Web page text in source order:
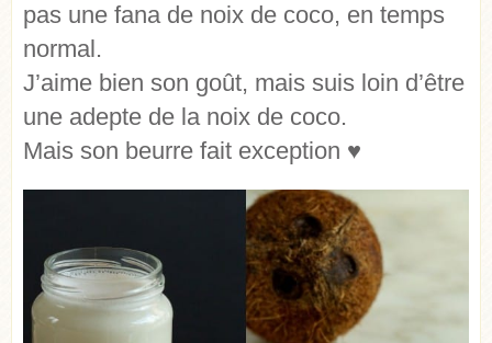
pas une fana de noix de coco, en temps
normal.
J’aime bien son goût, mais suis loin d’être
une adepte de la noix de coco.
Mais son beurre fait exception ♥